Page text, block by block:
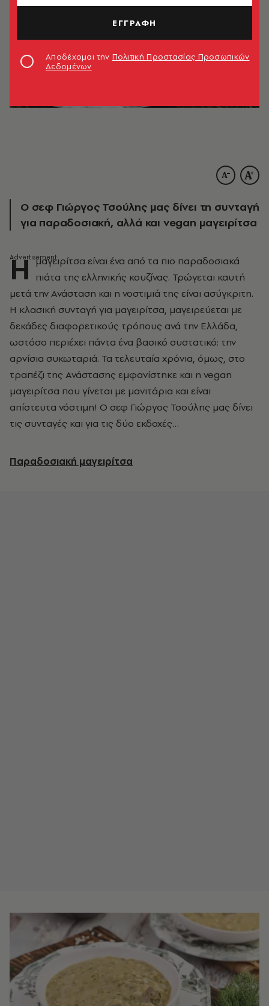
Ο σεφ Γιώργος Τσούλης μας δίνει τη συνταγή
για παραδοσιακή, αλλά και vegan μαγειρίτσα
Η μαγειρίτσα είναι ένα από τα πιο παραδοσιακά
πιάτα της ελληνικής κουζίνας. Τρώγεται καυτή
μετά την Ανάσταση και η νοστιμιά της είναι ασύγκριτη.
Η κλασική συνταγή για μαγειρίτσα, μαγειρεύεται με
δεκάδες διαφορετικούς τρόπους ανά την Ελλάδα,
ωστόσο περιέχει πάντα ένα βασικό συστατικό: την
αρνίσια συκωταριά. Τα τελευταία χρόνια, όμως, στο
τραπέζι της Ανάστασης εμφανίστηκε και η vegan
μαγειρίτσα που γίνεται με μανιτάρια και είναι
απίστευτα νόστιμη! Ο σεφ Γιώργος Τσούλης μας δίνει
τις συνταγές και για τις δύο εκδοχές…
Παραδοσιακή μαγειρίτσα
ΕΓΓΡΑΦΗ
Αποδέχομαι την Πολιτική Προστασίας Προσωπικών
Δεδομένων